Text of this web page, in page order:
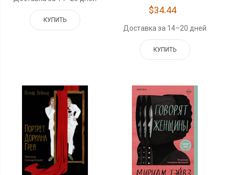
КУПИТЬ
$34.44
Доставка за 14–20 дней
КУПИТЬ